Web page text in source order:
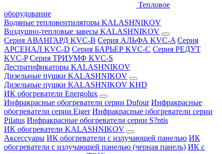
Тепловое
оборудование
Водяные тепловентиляторы KALASHNIKOV
Воздушно-тепловые завесы KALASHNIKOV
Серия АВАНГАРД KVC-B Серия АЛЬФА KVC-A Серия
АРСЕНАЛ KVC-D Серия БАРЬЕР KVC-C Серия РЕДУТ
KVC-P Серия ТРИУМФ KVC-S
Дестратификаторы KALASHNIKOV
Дизельные пушки KALASHNIKOV
Дизельные пушки KALASHNIKOV KHD
ИК обогреватели Energolux
Инфракрасные обогреватели серии Dufour Инфракрасные
обогреватели серии Eiger Инфракрасные обогреватели серии
Pilatus Инфракрасные обогреватели серии S?ntis
ИК обогреватели KALASHNIKOV
Аксессуары ИК обогреватели с излучающей панелью ИК
обогреватели с излучающей панелью (черная панель) ИК с